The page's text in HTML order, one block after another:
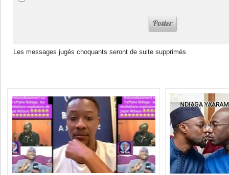
Les messages jugés choquants seront de suite supprimés